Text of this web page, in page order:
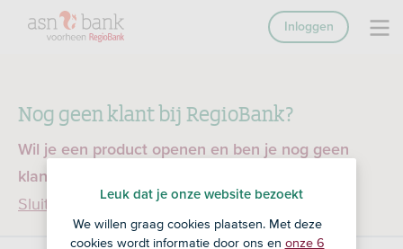
Nog geen klant bij RegioBank?
Wil je een product openen en ben je nog geen
klant bij RegioBank?
Sluiten
Inloggen
Leuk dat je onze website bezoekt
We willen graag cookies plaatsen. Met deze
cookies wordt informatie door ons en onze 6